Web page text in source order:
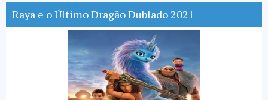
Raya e o Último Dragão Dublado 2021